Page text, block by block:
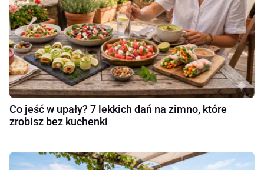
Co jeść w upały? 7 lekkich dań na zimno, które
zrobisz bez kuchenki